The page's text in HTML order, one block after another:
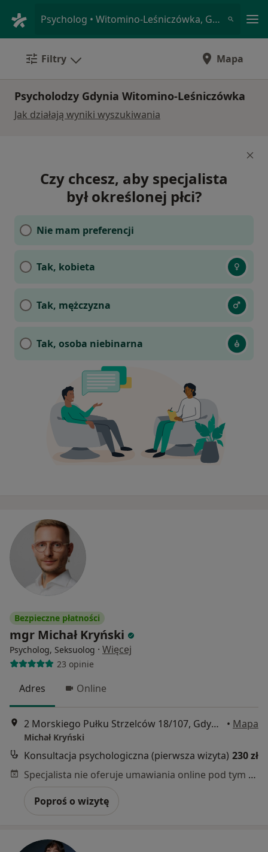
Psycholog • Witomino-Leśniczówka, Gdynia, pomorskie
Filtry Mapa
Psycholodzy Gdynia Witomino-Leśniczówka
Jak działają wyniki wyszukiwania
Czy chcesz, aby specjalista
był określonej płci?
Nie mam preferencji
Tak, kobieta
Tak, mężczyzna
Tak, osoba niebinarna
Bezpieczne płatności
mgr Michał Kryński
Psycholog, Seksuolog · Więcej
23 opinie
Adres Online
2 Morskiego Pułku Strzelców 18/107, Gdynia • Mapa
Michał Kryński
Konsultacja psychologiczna (pierwsza wizyta) 230 zł
Specjalista nie oferuje umawiania online pod tym adresem.
Poproś o wizytę